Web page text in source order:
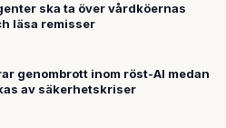
ska ta över vårdköernas
läsa remisser
genombrott inom röst-AI medan
av säkerhetskriser